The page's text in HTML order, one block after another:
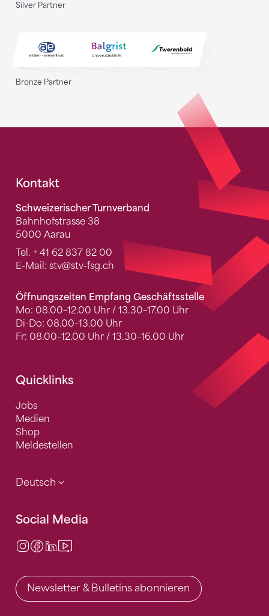
Silver Partner
Bronze Partner
Fusszeile
Kontakt
Schweizerischer Turnverband
Bahnhofstrasse 38
5000 Aarau
Tel. + 41 62 837 82 00
E-Mail: stv@stv-fsg.ch
Öffnungszeiten Empfang Geschäftsstelle
Mo: 08.00–12.00 Uhr / 13.30–17.00 Uhr
Di-Do: 08.00–13.00 Uhr
Fr: 08.00–12.00 Uhr / 13.30–16.00 Uhr
Quicklinks
Jobs
Medien
Shop
Meldestellen
Deutsch
Social Media
Instagram
Facebook
LinkedIn
Newsletter & Bulletins abonnieren